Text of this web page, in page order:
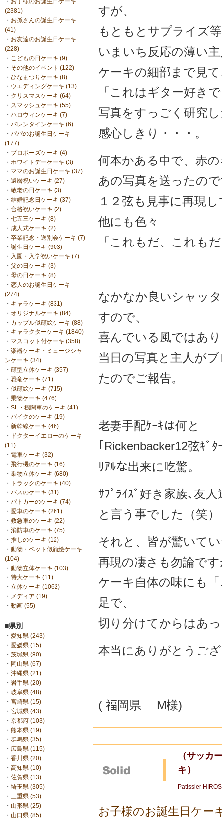
・ お子様のお誕生日ケーキ
(2381)
・ お孫さんの誕生日ケーキ
(41)
・ お友達のお誕生日ケーキ
(228)
・ こどもの日ケーキ (9)
・ その他のイベント (122)
・ ひなまつりケーキ (8)
・ ウエディングケーキ (13)
・ クリスマスケーキ (64)
・ スマッシュケーキ (55)
・ ハロウィンケーキ (7)
・ バレンタインケーキ (6)
・ パパのお誕生日ケーキ
(177)
・ プロポーズケーキ (4)
・ ホワイトデーケーキ (3)
・ ママのお誕生日ケーキ (37)
・ 還暦祝いケーキ (27)
・ 敬老の日ケーキ (3)
・ 結婚記念日ケーキ (37)
・ 合格祝いケーキ (2)
・ 七五三ケーキ (8)
・ 成人式ケーキ (2)
・ 卒業記念・送別会ケーキ (7)
・ 誕生日ケーキ (903)
・ 入園・入学祝いケーキ (7)
・ 父の日ケーキ (3)
・ 母の日ケーキ (8)
・ 恋人のお誕生日ケーキ
(274)
・ キャラケーキ (831)
・ オリジナルケーキ (84)
・ カップル似顔絵ケーキ (88)
・ キャラクターケーキ (1840)
・ マスコット付ケーキ (358)
・ 楽器ケーキ・ミュージシャ
ンケーキ (34)
・ 顔型立体ケーキ (357)
・ 恐竜ケーキ (71)
・ 似顔絵ケーキ (715)
・ 乗物ケーキ (476)
・ SL・機関車のケーキ (41)
・ バイクのケーキ (19)
・ 新幹線ケーキ (46)
・
ドクターイエローのケーキ
(11)
・ 電車ケーキ (32)
・ 飛行機のケーキ (16)
・ 乗物立体ケーキ (680)
・
トラックのケーキ (40)
・ バスのケーキ (31)
・ パトカーのケーキ (74)
・ 愛車のケーキ (261)
・ 救急車のケーキ (22)
・ 消防車のケーキ (75)
・ 推しのケーキ (12)
・ 動物・ペット似顔絵ケーキ
(104)
・ 動物立体ケーキ (103)
・ 特大ケーキ (11)
・ 立体ケーキ (1062)
・ メディア (19)
・ 動画 (55)
■県別
・ 愛知県 (243)
・ 愛媛県 (15)
・ 茨城県 (80)
・ 岡山県 (67)
・ 沖縄県 (21)
・ 岩手県 (20)
・ 岐阜県 (48)
・ 宮崎県 (15)
・ 宮城県 (43)
・ 京都府 (103)
・ 熊本県 (19)
・ 群馬県 (35)
・ 広島県 (115)
・ 香川県 (20)
・ 高知県 (10)
・ 佐賀県 (13)
・ 埼玉県 (305)
・ 三重県 (53)
・ 山形県 (25)
・ 山口県 (85)
すが、
もともとサプライズ
いまいち反応の薄い
ケーキの細部まで見
「これはギター好き
写真をすっごく研究
感心しきり・・・。
何本かある中で、赤
あの写真を送ったの
１２弦も見事に再現
他にも色々
「これもだ、これも
なかなか良いシャッ
すので、
喜んでいる風ではあ
当日の写真と主人が
たのでご報告。
老妻手配ｹｰｷは何と
｢Rickenbacker12弦ｷﾞﾀ
ﾘｱﾙな出来に吃驚。
ｻﾌﾟﾗｲｽﾞ好き家族､友
と言う事でした（笑）
それと、皆が驚いて
再現の凄さも勿論で
ケーキ自体の味にも
足で、
切り分けてからはあ
本当にありがとうご
( 福岡県 M様)
（サッカ
キ）
Patissier
お子様のお誕生日ケー